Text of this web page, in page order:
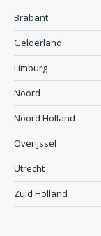
Brabant
Gelderland
Limburg
Noord
Noord Holland
Overijssel
Utrecht
Zuid Holland